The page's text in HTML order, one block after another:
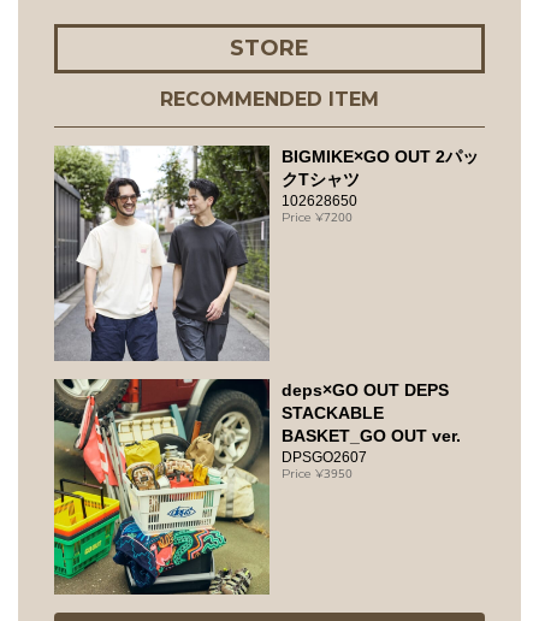
STORE
RECOMMENDED ITEM
BIGMIKE×GO OUT 2パッ
クTシャツ
102628650
7200
deps×GO OUT DEPS
STACKABLE
BASKET_GO OUT ver.
DPSGO2607
3950